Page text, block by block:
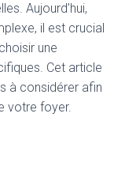
Aujourd’hui,
il est crucial
une
Cet article
à considérer afin
votre foyer.